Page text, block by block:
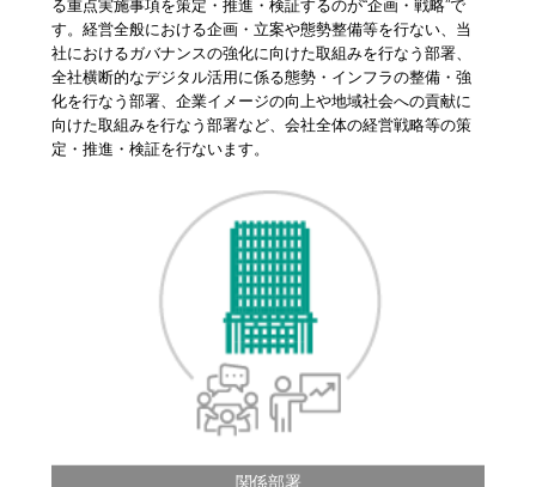
る重点実施事項を策定・推進・検証するのが“企画・戦略”で
す。経営全般における企画・立案や態勢整備等を行ない、当
社におけるガバナンスの強化に向けた取組みを行なう部署、
全社横断的なデジタル活用に係る態勢・インフラの整備・強
化を行なう部署、企業イメージの向上や地域社会への貢献に
向けた取組みを行なう部署など、会社全体の経営戦略等の策
定・推進・検証を行ないます。
関係部署